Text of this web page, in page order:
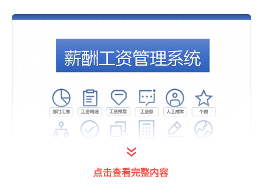
打开今日头条查看图片详情
点击查看完整内容